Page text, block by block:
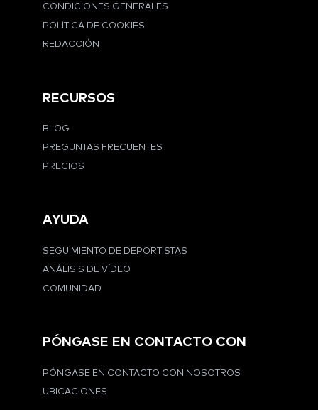
CONDICIONES GENERALES
POLÍTICA DE COOKIES
REDACCIÓN
RECURSOS
BLOG
PREGUNTAS FRECUENTES
PRECIOS
AYUDA
SEGUIMIENTO DE DEPORTISTAS
ANÁLISIS DE VÍDEO
COMUNIDAD
PÓNGASE EN CONTACTO CON
PÓNGASE EN CONTACTO CON NOSOTROS
UBICACIONES